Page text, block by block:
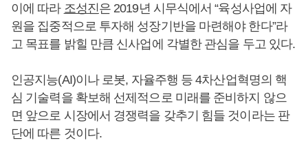
이에 따라 조성진은 2019년 시무식에서 “육성사업에 자
원을 집중적으로 투자해 성장기반을 마련해야 한다”라
고 목표를 밝힐 만큼 신사업에 각별한 관심을 두고 있다.
인공지능(AI)이나 로봇, 자율주행 등 4차산업혁명의 핵
심 기술력을 확보해 선제적으로 미래를 준비하지 않으
면 앞으로 시장에서 경쟁력을 갖추기 힘들 것이라는 판
단에 따른 것이다.